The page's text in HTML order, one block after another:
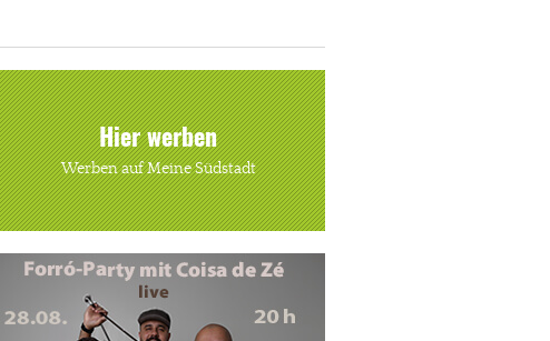
Hier werben
Werben auf Meine Südstadt